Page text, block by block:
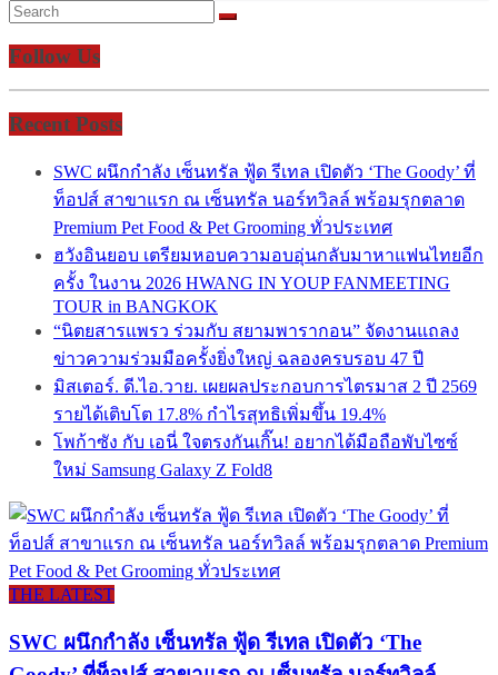
Follow Us
Recent Posts
SWC ผนึกกำลัง เซ็นทรัล ฟู้ด รีเทล เปิดตัว ‘The Goody’ ที่
ท็อปส์ สาขาแรก ณ เซ็นทรัล นอร์ทวิลล์ พร้อมรุกตลาด
Premium Pet Food & Pet Grooming ทั่วประเทศ
ฮวังอินยอบ เตรียมหอบความอบอุ่นกลับมาหาแฟนไทยอีก
ครั้ง ในงาน 2026 HWANG IN YOUP FANMEETING
TOUR in BANGKOK
“นิตยสารแพรว ร่วมกับ สยามพารากอน” จัดงานแถลง
ข่าวความร่วมมือครั้งยิ่งใหญ่ ฉลองครบรอบ 47 ปี
มิสเตอร์. ดี.ไอ.วาย. เผยผลประกอบการไตรมาส 2 ปี 2569
รายได้เติบโต 17.8% กำไรสุทธิเพิ่มขึ้น 19.4%
โพก้าซัง กับ เอนี่ ใจตรงกันเกิ๊น! อยากได้มือถือพับไซซ์
ใหม่ Samsung Galaxy Z Fold8
THE LATEST
SWC ผนึกกำลัง เซ็นทรัล ฟู้ด รีเทล เปิดตัว ‘The